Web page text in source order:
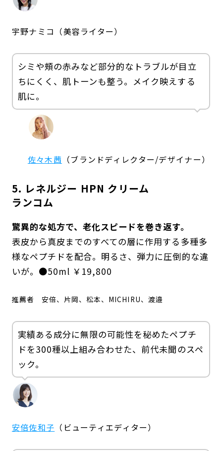
宇野ナミコ（美容ライター）
シミや頰の赤みなど部分的なトラブルが目立
ちにくく、肌トーンも整う。メイク映えする
肌に。
佐々木茜 （ブランドディレクター/デザイナー）
5. レネルジー HPN クリーム
ランコム
驚異的な処方で、老化スピードを巻き返す。
表皮から真皮までのすべての層に作用する多種多
様なペプチドを配合。明るさ、弾力に圧倒的な違
いが。●50ml ￥19,800
推薦者 安倍、片岡、松本、MICHIRU、渡邉
実績ある成分に無限の可能性を秘めたペプチ
ドを300種以上組み合わせた、前代未聞のスペ
ック。
安倍佐和子 （ビューティエディター）